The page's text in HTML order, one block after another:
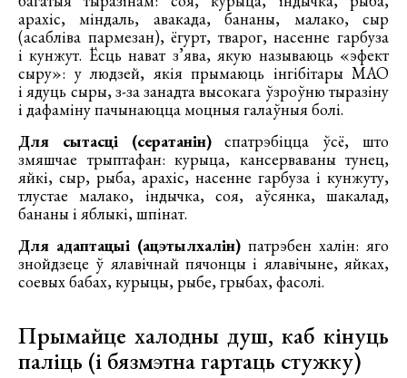
арахіс, міндаль, авакада, бананы, малако, сыр
(асабліва пармезан), ёгурт, тварог, насенне гарбуза
і кунжут. Ёсць нават з’ява, якую называюць «эфект
сыру»: у людзей, якія прымаюць інгібітары МАО
і ядуць сыры, з-за занадта высокага ўзроўню тыразіну
і дафаміну пачынаюцца моцныя галаўныя болі.
Для сытасці (сератанін)спатрэбіцца ўсё, што
змяшчае трыптафан: курыца, кансерваваны тунец,
яйкі, сыр, рыба, арахіс, насенне гарбуза і кунжуту,
тлустае малако, індычка, соя, аўсянка, шакалад,
бананы і яблыкі, шпінат.
Для адаптацыі (ацэтылхалін) патрэбен халін: яго
знойдзеце ў ялавічнай пячонцы і ялавічыне, яйках,
соевых бабах, курыцы, рыбе, грыбах, фасолі.
Прымайце халодны душ, каб кінуць
паліць (і бязмэтна гартаць стужку)